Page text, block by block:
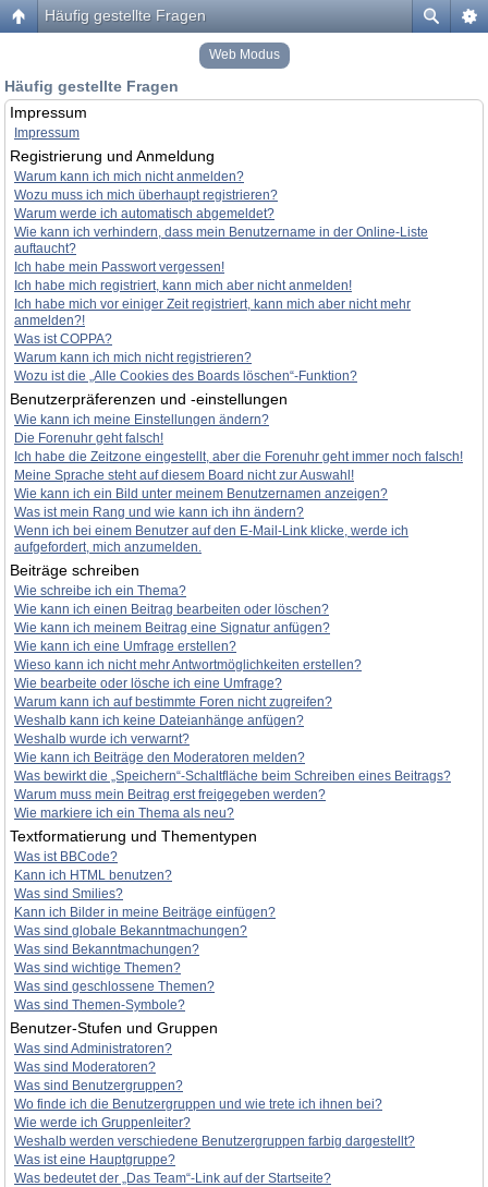
Häufig gestellte Fragen
Web Modus
Häufig gestellte Fragen
Impressum
Impressum
Registrierung und Anmeldung
Warum kann ich mich nicht anmelden?
Wozu muss ich mich überhaupt registrieren?
Warum werde ich automatisch abgemeldet?
Wie kann ich verhindern, dass mein Benutzername in der Online-Liste
auftaucht?
Ich habe mein Passwort vergessen!
Ich habe mich registriert, kann mich aber nicht anmelden!
Ich habe mich vor einiger Zeit registriert, kann mich aber nicht mehr
anmelden?!
Was ist COPPA?
Warum kann ich mich nicht registrieren?
Wozu ist die „Alle Cookies des Boards löschen“-Funktion?
Benutzerpräferenzen und -einstellungen
Wie kann ich meine Einstellungen ändern?
Die Forenuhr geht falsch!
Ich habe die Zeitzone eingestellt, aber die Forenuhr geht immer noch falsch!
Meine Sprache steht auf diesem Board nicht zur Auswahl!
Wie kann ich ein Bild unter meinem Benutzernamen anzeigen?
Was ist mein Rang und wie kann ich ihn ändern?
Wenn ich bei einem Benutzer auf den E-Mail-Link klicke, werde ich
aufgefordert, mich anzumelden.
Beiträge schreiben
Wie schreibe ich ein Thema?
Wie kann ich einen Beitrag bearbeiten oder löschen?
Wie kann ich meinem Beitrag eine Signatur anfügen?
Wie kann ich eine Umfrage erstellen?
Wieso kann ich nicht mehr Antwortmöglichkeiten erstellen?
Wie bearbeite oder lösche ich eine Umfrage?
Warum kann ich auf bestimmte Foren nicht zugreifen?
Weshalb kann ich keine Dateianhänge anfügen?
Weshalb wurde ich verwarnt?
Wie kann ich Beiträge den Moderatoren melden?
Was bewirkt die „Speichern“-Schaltfläche beim Schreiben eines Beitrags?
Warum muss mein Beitrag erst freigegeben werden?
Wie markiere ich ein Thema als neu?
Textformatierung und Thementypen
Was ist BBCode?
Kann ich HTML benutzen?
Was sind Smilies?
Kann ich Bilder in meine Beiträge einfügen?
Was sind globale Bekanntmachungen?
Was sind Bekanntmachungen?
Was sind wichtige Themen?
Was sind geschlossene Themen?
Was sind Themen-Symbole?
Benutzer-Stufen und Gruppen
Was sind Administratoren?
Was sind Moderatoren?
Was sind Benutzergruppen?
Wo finde ich die Benutzergruppen und wie trete ich ihnen bei?
Wie werde ich Gruppenleiter?
Weshalb werden verschiedene Benutzergruppen farbig dargestellt?
Was ist eine Hauptgruppe?
Was bedeutet der „Das Team“-Link auf der Startseite?